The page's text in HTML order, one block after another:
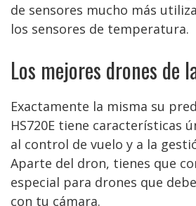
de sensores mucho más
los sensores de temperatura.
Los mejores drones de
Exactamente la misma su
HS720E tiene características
al control de vuelo y a la
Aparte del dron, tienes que
especial para drones que
con tu cámara.